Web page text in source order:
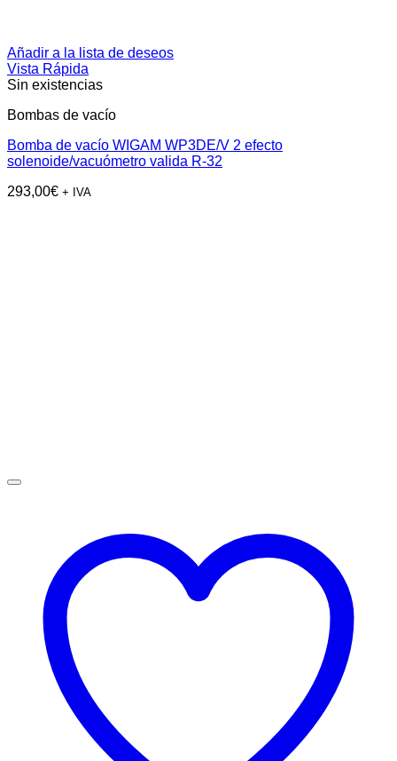
Añadir a la lista de deseos
Vista Rápida
Sin existencias
Bombas de vacío
Bomba de vacío WIGAM WP3DE/V 2 efecto
solenoide/vacuómetro valida R-32
293,00€ + IVA